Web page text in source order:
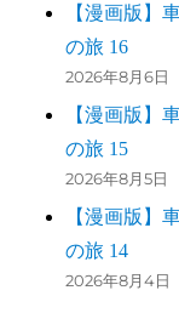
【漫画版】
の旅 16
2026年8月6日
【漫画版】
の旅 15
2026年8月5日
【漫画版】
の旅 14
2026年8月4日